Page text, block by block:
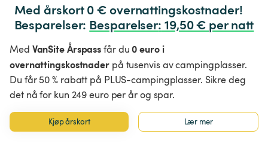
Med årskort 0 € overnattingskostnader!
Besparelser: Besparelser: 19,50 € per natt
Med VanSite Årspassfår du0 euro i
overnattingskostnaderpå tusenvis av campingplasser.
Du får 50 % rabatt på PLUS-campingplasser. Sikre deg
det nå for kun 249 euro per år og spar.
Kjøp årskort Lær mer